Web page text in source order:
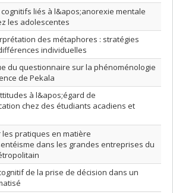
liés à l&apos;anorexie mentale
les adolescentes
des métaphores : stratégies
individuelles
du questionnaire sur la phénoménologie
de Pekala
à l&apos;égard de
chez des étudiants acadiens et
les pratiques en matière
dans les grandes entreprises du
de la prise de décision dans un